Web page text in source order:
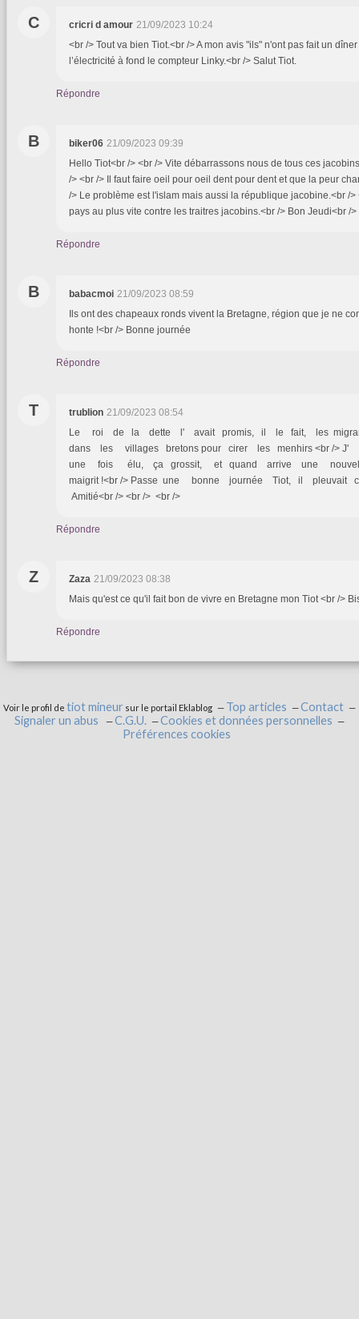
C cricri d amour 21/09/2023 10:24
<br /> Tout va bien Tiot.<br /> A mon avis "ils" n'ont pas fait un
l’électricité à fond le compteur Linky.<br /> Salut Tiot.
Répondre
B biker06 21/09/2023 09:39
Hello Tiot<br /> <br /> Vite débarrassons nous de tous ces
/> <br /> Il faut faire oeil pour oeil dent pour dent et que la peur
/> Le problème est l'islam mais aussi la république jacobine.<br /
pays au plus vite contre les traitres jacobins.<br /> Bon Jeudi<br />
Répondre
B babacmoi 21/09/2023 08:59
Ils ont des chapeaux ronds vivent la Bretagne, région que je ne
honte !<br /> Bonne journée
Répondre
T trublion 21/09/2023 08:54
Le roi de la dette l' avait promis, il le fait, les
dans les villages bretons pour cirer les menhirs <br
une fois élu, ça grossit, et quand arrive une
maigrit !<br /> Passe une bonne journée Tiot, il pleuvait
Amitié<br /> <br /> <br />
Répondre
Z Zaza 21/09/2023 08:38
Mais qu'est ce qu'il fait bon de vivre en Bretagne mon Tiot <br />
Répondre
Voir le profil de tiot mineur sur le portail Eklablog Top articles
Contact
Signaler un abus
C.G.U.
Cookies et données personnelles
Préférences cookies